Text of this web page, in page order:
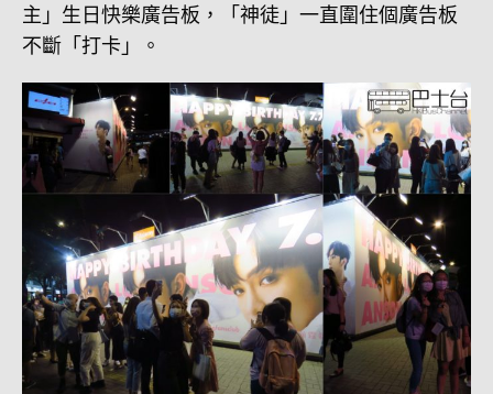
主」生日快樂廣告板，「神徒」一直圍住個廣告板
不斷「打卡」。